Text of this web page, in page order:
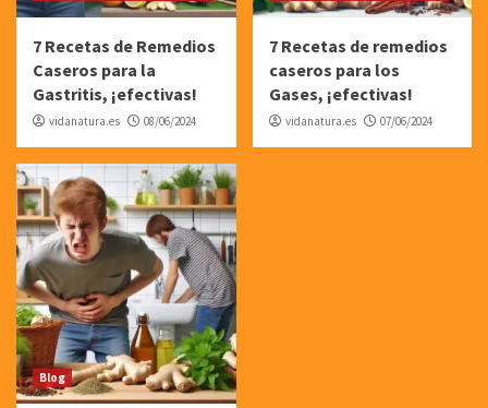
7 Recetas de Remedios
Caseros para la
Gastritis, ¡efectivas!
vidanatura.es 08/06/2024
7 Recetas de remedios
caseros para los
Gases, ¡efectivas!
vidanatura.es 07/06/2024
Blog